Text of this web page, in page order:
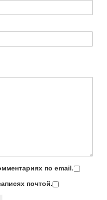
по email.
почтой.